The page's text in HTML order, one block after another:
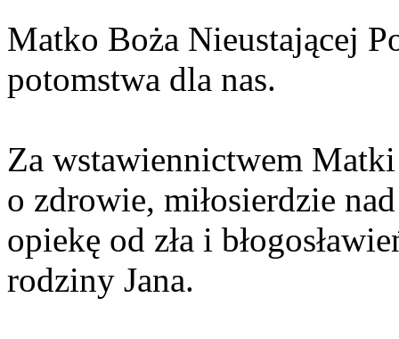
Matko Boża Nieustającej
potomstwa dla nas.
Za wstawiennictwem Matki
o zdrowie, miłosierdzie
opiekę od zła i
rodziny Jana.